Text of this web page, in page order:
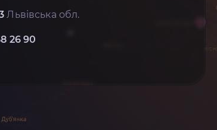
Львівська обл.
26 90